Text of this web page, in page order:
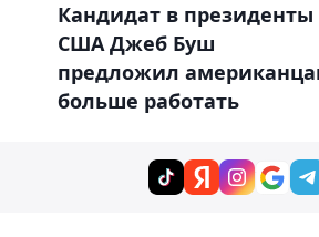
Кандидат в президенты
США Джеб Буш
предложил
больше работать